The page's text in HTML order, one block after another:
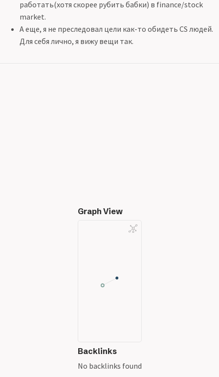
работать(хотя скорее рубить бабки) в finance/stock
market.
А еще, я не преследовал цели как-то обидеть СS людей.
Для себя лично, я вижу вещи так.
Graph View
Backlinks
No backlinks found